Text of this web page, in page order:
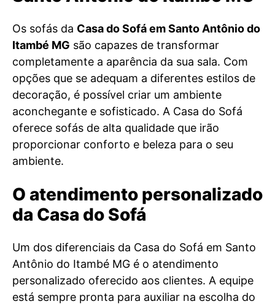
Os sofás da Casa do Sofá em Santo Antônio do
Itambé MG são capazes de transformar
completamente a aparência da sua sala. Com
opções que se adequam a diferentes estilos de
decoração, é possível criar um ambiente
aconchegante e sofisticado. A Casa do Sofá
oferece sofás de alta qualidade que irão
proporcionar conforto e beleza para o seu
ambiente.
O atendimento personalizado
da Casa do Sofá
Um dos diferenciais da Casa do Sofá em Santo
Antônio do Itambé MG é o atendimento
personalizado oferecido aos clientes. A equipe
está sempre pronta para auxiliar na escolha do